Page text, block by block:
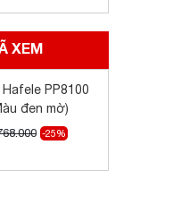
XEM
PP8100
đen mờ)
-25%